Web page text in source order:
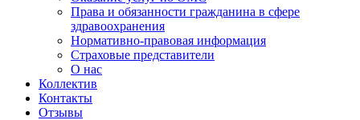
Права и обязанности гражданина в сфере
здравоохранения
Нормативно-правовая информация
Страховые представители
О нас
Коллектив
Контакты
Отзывы